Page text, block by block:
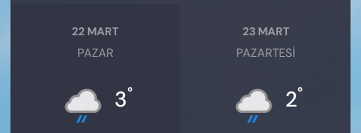
22 MART
PAZAR
3°
23 MART
PAZARTESI
2°